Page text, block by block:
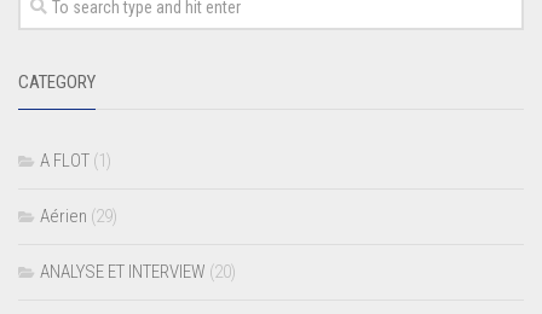
CATEGORY
A FLOT (1)
Aérien (29)
ANALYSE ET INTERVIEW (20)